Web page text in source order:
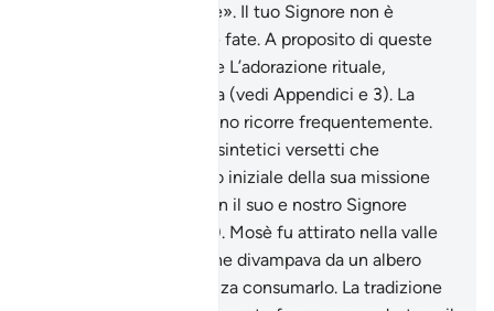
segni e li riconoscerete». Il tuo Signore non è
incurante di quello che fate. A proposito di queste
lettere, vedi Appendice L’adorazione rituale,
l’elemosina obbligatoria (vedi Appendici e 3). La
storia di Mosè nel Corano ricorre frequentemente.
Questa sura gli dedica sintetici versetti che
riferiscono sull’episodio iniziale della sua missione
profetica: l’incontro con il suo e nostro Signore
(gloria a Lui l’Altissimo). Mosè fu attirato nella valle
di Tuwa da un fuoco che divampava da un albero
verde e che ardeva senza consumarlo. La tradizione